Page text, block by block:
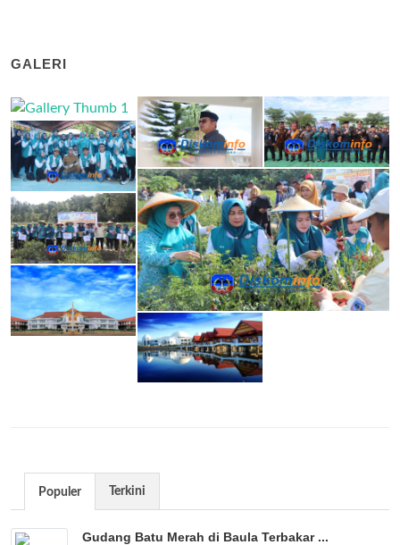
GALERI
Populer Terkini
Gudang Batu Merah di Baula Terbakar ...